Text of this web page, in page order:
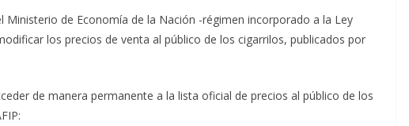
Ministerio de Economía de la Nación -régimen incorporado a la Ley
los precios de venta al público de los cigarrilos, publicados por
de manera permanente a la lista oficial de precios al público de los